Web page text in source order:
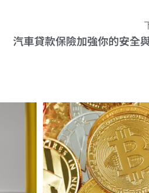
汽車貸款保險加強你的安全